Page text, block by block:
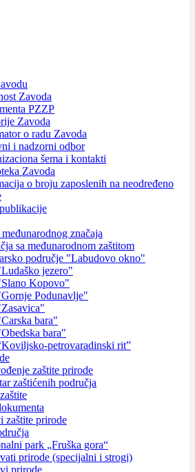
Zavoda
PZZP
Zavoda
o radu Zavoda
i nadzorni odbor
šema i kontakti
Zavoda
o broju zaposlenih na neodređeno
značaja
sa međunarodnom zaštitom
područje "Labudovo okno"
jezero"
Kopovo"
Podunavlje"
bara"
bara"
petrovaradinski rit”
zaštite prirode
zaštićenih područja
zaštite prirode
park „Fruška gora“
prirode (specijalni i strogi)